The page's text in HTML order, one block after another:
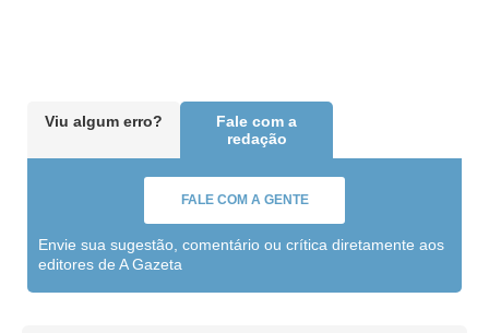
Viu algum erro?
Fale com a
redação
FALE COM A GENTE
Envie sua sugestão, comentário ou crítica diretamente aos
editores de A Gazeta